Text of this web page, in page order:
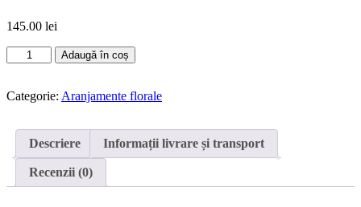
145.00 lei
Cantitate
Aranjament
de
Adaugă în coș
Categorie: Aranjamente florale
Descriere Informații livrare și transport
Recenzii (0)